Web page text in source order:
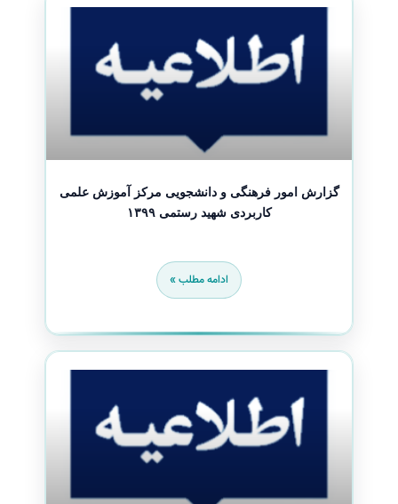
گزارش امور فرهنگی و دانشجویی مرکز آموزش علمی
کاربردی شهید رستمی ۱۳۹۹
ادامه مطلب »